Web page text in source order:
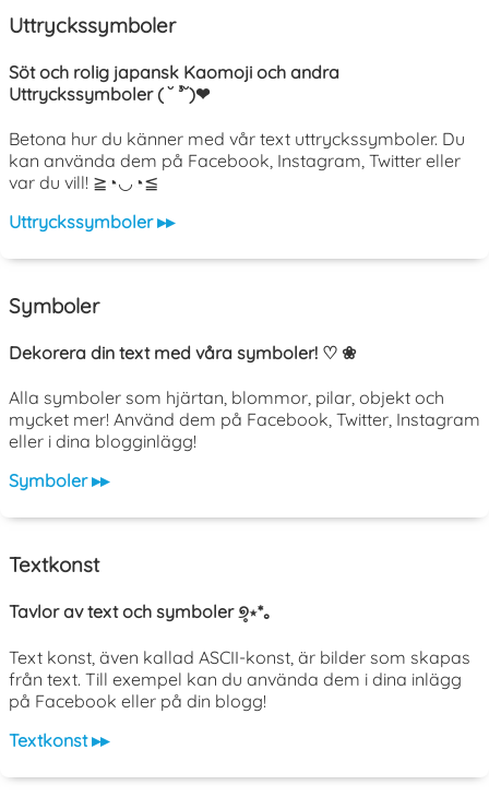
Uttryckssymboler
Söt och rolig japansk Kaomoji och andra
Uttryckssymboler ( ˘ ³˘)❤
Betona hur du känner med vår text uttryckssymboler. Du
kan använda dem på Facebook, Instagram, Twitter eller
var du vill! ≧◔◡◔≦
Uttryckssymboler ▸▸
Symboler
Dekorera din text med våra symboler! ♡ ❀
Alla symboler som hjärtan, blommor, pilar, objekt och
mycket mer! Använd dem på Facebook, Twitter, Instagram
eller i dina blogginlägg!
Symboler ▸▸
Textkonst
Tavlor av text och symboler ୭̥⋆*｡
Text konst, även kallad ASCII-konst, är bilder som skapas
från text. Till exempel kan du använda dem i dina inlägg
på Facebook eller på din blogg!
Textkonst ▸▸